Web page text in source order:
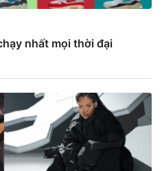
nhất mọi thời đại